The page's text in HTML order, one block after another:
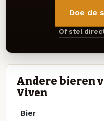
Doe de
Of stel
Andere bieren
Viven
Bier